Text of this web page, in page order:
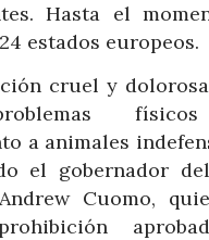
Hasta el
estados europeos.
cruel y
a animales
el gobernador
Cuomo,